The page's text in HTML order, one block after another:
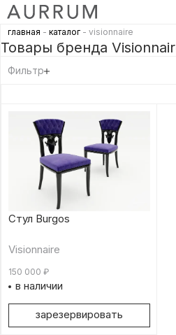
главная - каталог - visionnaire
Товары бренда
Фильтр
Стул Burgos
Visionnaire
150 000 ₽
в наличии
зарезервировать